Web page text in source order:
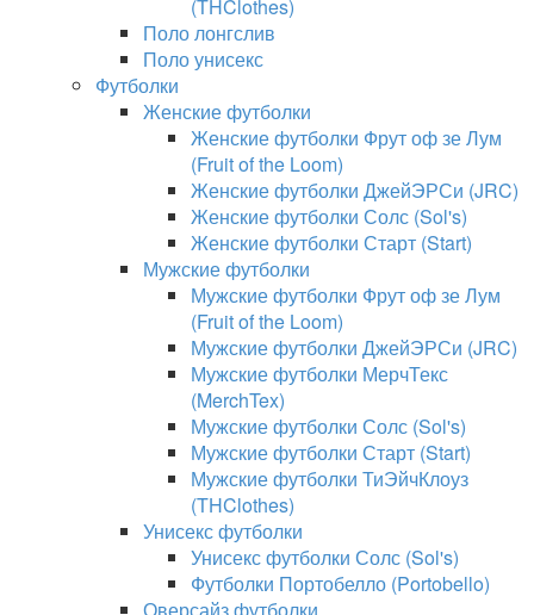
(THClothes)
Поло лонгслив
Поло унисекс
Футболки
Женские футболки
Женские футболки Фрут оф зе Лум
(Fruit of the Loom)
Женские футболки ДжейЭРСи (JRC)
Женские футболки Солс (Sol's)
Женские футболки Старт (Start)
Мужские футболки
Мужские футболки Фрут оф зе Лум
(Fruit of the Loom)
Мужские футболки ДжейЭРСи (JRC)
Мужские футболки МерчТекс
(MerchTex)
Мужские футболки Солс (Sol's)
Мужские футболки Старт (Start)
Мужские футболки ТиЭйчКлоуз
(THClothes)
Унисекс футболки
Унисекс футболки Солс (Sol's)
Футболки Портобелло (Portobello)